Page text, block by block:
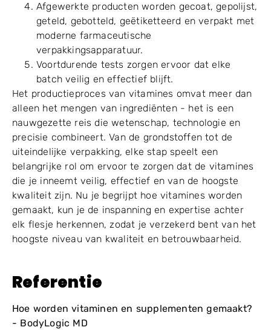
Afgewerkte producten worden gecoat, gepolijst,
geteld, gebotteld, geëtiketteerd en verpakt met
moderne farmaceutische
verpakkingsapparatuur.
Voortdurende tests zorgen ervoor dat elke
batch veilig en effectief blijft.
Het productieproces van vitamines omvat meer dan
alleen het mengen van ingrediënten - het is een
nauwgezette reis die wetenschap, technologie en
precisie combineert. Van de grondstoffen tot de
uiteindelijke verpakking, elke stap speelt een
belangrijke rol om ervoor te zorgen dat de vitamines
die je inneemt veilig, effectief en van de hoogste
kwaliteit zijn. Nu je begrijpt hoe vitamines worden
gemaakt, kun je de inspanning en expertise achter
elk flesje herkennen, zodat je verzekerd bent van het
hoogste niveau van kwaliteit en betrouwbaarheid.
Referentie
Hoe worden vitaminen en supplementen gemaakt?
- BodyLogic MD